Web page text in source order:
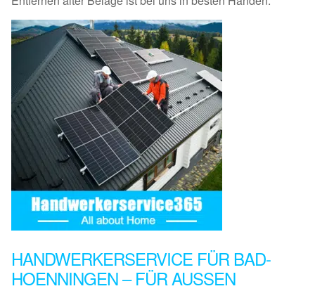
HANDWERKERSERVICE FÜR BAD-
HOENNINGEN – FÜR AUSSEN